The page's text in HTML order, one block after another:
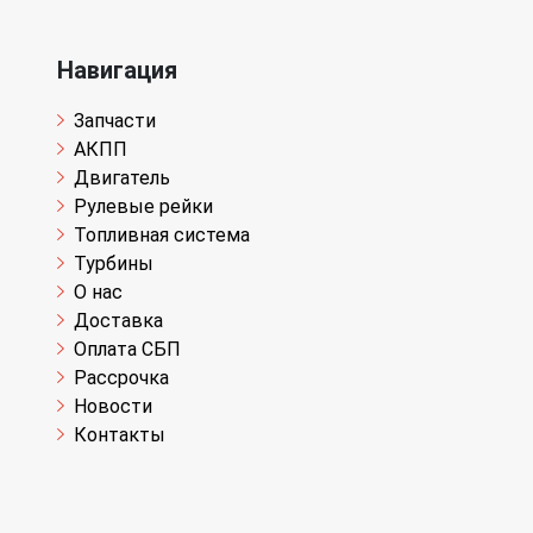
Навигация
Запчасти
АКПП
Двигатель
Рулевые рейки
Топливная система
Турбины
О нас
Доставка
Оплата СБП
Рассрочка
Новости
Контакты